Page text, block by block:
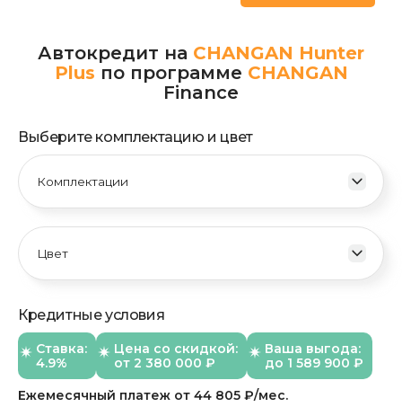
Автокредит на CHANGAN Hunter
Plus по программе CHANGAN
Finance
Выберите комплектацию и цвет
Кредитные условия
Ставка:
4.9%
Цена со скидкой:
от 2 380 000 ₽
Ваша выгода:
до 1 589 900 ₽
Ежемесячный платеж от 44 805 ₽/мес.